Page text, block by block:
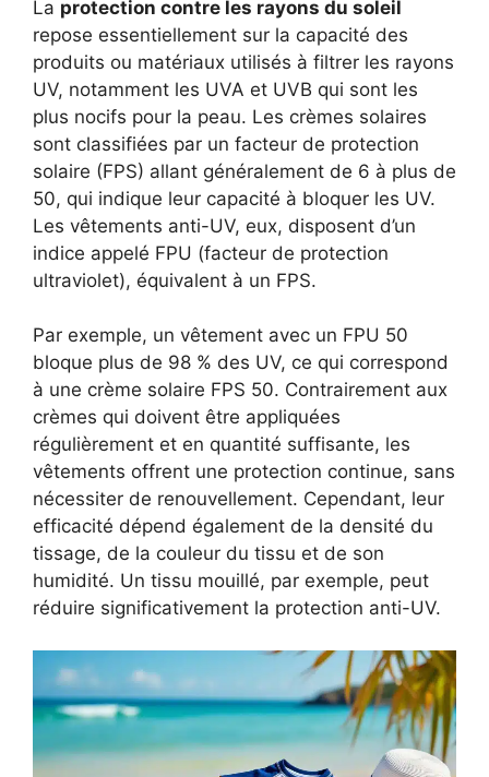
La protection contre les rayons du soleil
repose essentiellement sur la capacité des
produits ou matériaux utilisés à filtrer les rayons
UV, notamment les UVA et UVB qui sont les
plus nocifs pour la peau. Les crèmes solaires
sont classifiées par un facteur de protection
solaire (FPS) allant généralement de 6 à plus de
50, qui indique leur capacité à bloquer les UV.
Les vêtements anti-UV, eux, disposent d’un
indice appelé FPU (facteur de protection
ultraviolet), équivalent à un FPS.
Par exemple, un vêtement avec un FPU 50
bloque plus de 98 % des UV, ce qui correspond
à une crème solaire FPS 50. Contrairement aux
crèmes qui doivent être appliquées
régulièrement et en quantité suffisante, les
vêtements offrent une protection continue, sans
nécessiter de renouvellement. Cependant, leur
efficacité dépend également de la densité du
tissage, de la couleur du tissu et de son
humidité. Un tissu mouillé, par exemple, peut
réduire significativement la protection anti-UV.